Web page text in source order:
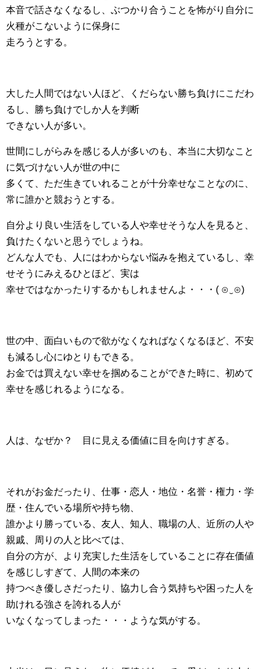
本音で話さなくなるし、ぶつかり合うことを怖がり自分に
火種がこないように保身に
走ろうとする。
大した人間ではない人ほど、くだらない勝ち負けにこだわ
るし、勝ち負けでしか人を判断
できない人が多い。
世間にしがらみを感じる人が多いのも、本当に大切なこと
に気づけない人が世の中に
多くて、ただ生きていれることが十分幸せなことなのに、
常に誰かと競おうとする。
自分より良い生活をしている人や幸せそうな人を見ると、
負けたくないと思うでしょうね。
どんな人でも、人にはわからない悩みを抱えているし、幸
せそうにみえるひとほど、実は
幸せではなかったりするかもしれませんよ・・・( ⊙‿⊙)
世の中、面白いもので欲がなくなればなくなるほど、不安
も減るし心にゆとりもできる。
お金では買えない幸せを掴めることができた時に、初めて
幸せを感じれるようになる。
人は、なぜか？ 目に見える価値に目を向けすぎる。
それがお金だったり、仕事・恋人・地位・名誉・権力・学
歴・住んでいる場所や持ち物、
誰かより勝っている、友人、知人、職場の人、近所の人や
親戚、周りの人と比べては、
自分の方が、より充実した生活をしていることに存在価値
を感じしすぎて、人間の本来の
持つべき優しさだったり、協力し合う気持ちや困った人を
助けれる強さを誇れる人が
いなくなってしまった・・・ような気がする。